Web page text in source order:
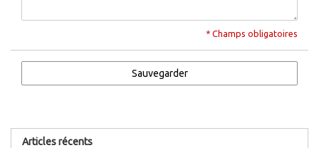
* Champs obligatoires
Sauvegarder
Articles récents